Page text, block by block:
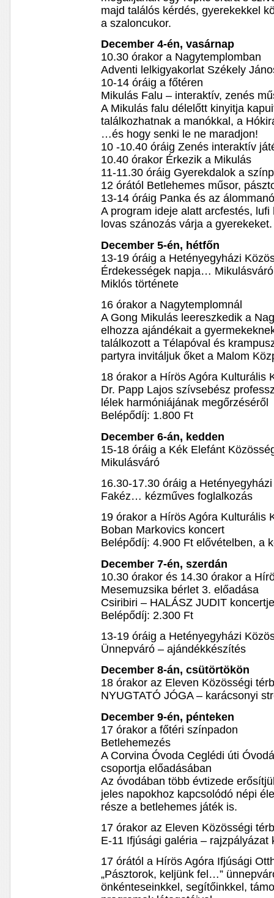
majd találós kérdés, gyerekekkel
a szaloncukor.
December 4-én, vasárnap
10.30 órakor a Nagytemplomban
Adventi lelkigyakorlat Székely
10-14 óráig a főtéren
Mikulás Falu – interaktív, zenés
A Mikulás falu délelőtt kinyitja
találkozhatnak a manókkal, a
…és hogy senki le ne maradjon!
10 -10.40 óráig Zenés interaktív
10.40 órakor Érkezik a Mikulás
11-11.30 óráig Gyerekdalok a
12 órától Betlehemes műsor,
13-14 óráig Panka és az
A program ideje alatt arcfestés,
lovas szánozás várja a gyerekeket.
December 5-én, hétfőn
13-19 óráig a Hetényegyházi
Érdekességek napja…
Miklós története
16 órakor a Nagytemplomnál
A Gong Mikulás leereszkedik a
elhozza ajándékait a
találkozott a Télapóval és
partyra invitáljuk őket a Malom
18 órakor a Hírös Agóra Kulturális
Dr. Papp Lajos szívsebész
lélek harmóniájának megőrzéséről
Belépődíj: 1.800 Ft
December 6-án, kedden
15-18 óráig a Kék Elefánt
Mikulásváró
16.30-17.30 óráig a
Fakéz… kézműves foglalkozás
19 órakor a Hírös Agóra Kulturális
Boban Markovics koncert
Belépődíj: 4.900 Ft elővételben, a
December 7-én, szerdán
10.30 órakor és 14.30 órakor a
Mesemuzsika bérlet 3. előadása
Csiribiri – HALÁSZ JUDIT
Belépődíj: 2.300 Ft
13-19 óráig a Hetényegyházi
Ünnepváró – ajándékkészítés
December 8-án, csütörtökön
18 órakor az Eleven Közösségi
NYUGTATÓ JÓGA – karácsonyi
December 9-én, pénteken
17 órakor a főtéri színpadon
Betlehemezés
A Corvina Óvoda Ceglédi úti
csoportja előadásában
Az óvodában több évtizede
jeles napokhoz kapcsolódó népi
része a betlehemes játék is.
17 órakor az Eleven Közösségi
E-11 Ifjúsági galéria – rajzpályázat
17 órától a Hírös Agóra Ifjúsági
„Pásztorok, keljünk fel…”
önkénteseinkkel, segítőinkkel,